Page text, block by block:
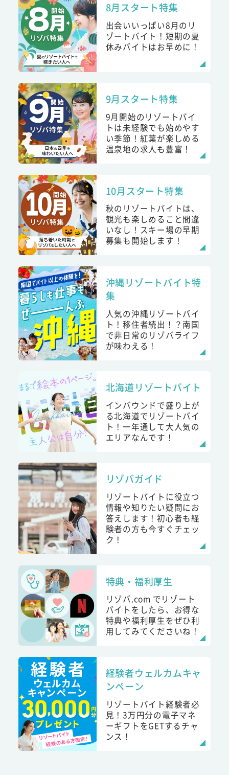
8月スタート特集
出会いいっぱい8月のリ
ゾートバイト！短期の夏
休みバイトはお早めに！
9月スタート特集
9月開始のリゾートバイ
トは未経験でも始めやす
い季節！紅葉が楽しめる
温泉地の求人も豊富！
10月スタート特集
秋のリゾートバイトは、
観光も楽しめること間違
いなし！スキー場の早期
募集も開始します！
沖縄リゾートバイト特
集
人気の沖縄リゾートバイ
ト！移住者続出！？南国
で非日常のリゾバライフ
が味わえる！
北海道リゾートバイト
インバウンドで盛り上が
る北海道でリゾートバイ
ト！一年通して大人気の
エリアなんです！
リゾバガイド
リゾートバイトに役立つ
情報や知りたい疑問にお
答えします！初心者も経
験者の方も今すぐチェッ
ク！
特典・福利厚生
リゾバ.com でリゾート
バイトをしたら、お得な
特典や福利厚生をぜひ利
用してみてくださいね！
経験者ウェルカムキャ
ンペーン
リゾートバイト経験者必
見！3万円分の電子マネ
ーギフトをGETするチャ
ンス！